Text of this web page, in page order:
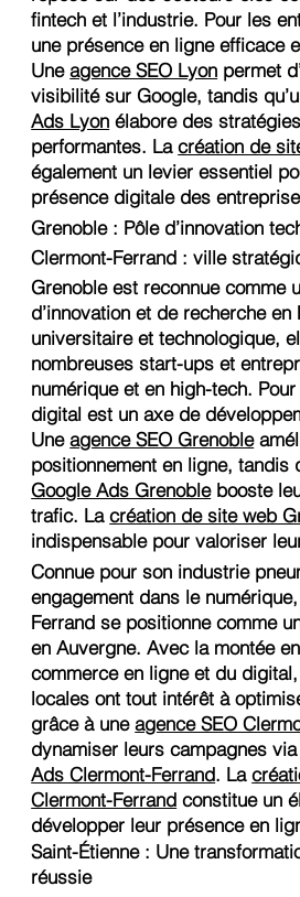
fintech et l’industrie. Pour les
une présence en ligne efficace
Uneagence SEO Lyon permet
visibilité sur Google, tandis
Ads Lyon élabore des
performantes. Lacréation de
également un levier essentiel
présence digitale des
Grenoble : Pôle d’innovation
Grenoble est reconnue comme
d’innovation et de recherche en
universitaire et technologique,
nombreuses start-ups et
numérique et en high-tech.
digital est un axe de
Uneagence SEO Grenoble
positionnement en ligne, tandis
Google Ads Grenoblebooste
trafic. Lacréation de site web
indispensable pour valoriser
Clermont-Ferrand : ville
Connue pour son industrie
engagement dans le
Ferrand se positionne comme
en Auvergne. Avec la montée
commerce en ligne et du
locales ont tout intérêt à
grâce à uneagence SEO
dynamiser leurs campagnes
Ads Clermont-Ferrand. La
Clermont-Ferrand constitue un
développer leur présence en
Saint-Étienne : Une
réussie